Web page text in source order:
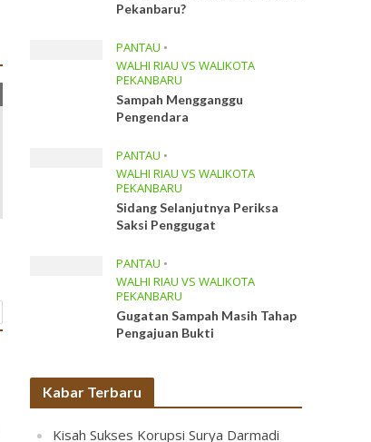
Pekanbaru?
PANTAU •
WALHI RIAU VS WALIKOTA
PEKANBARU
Sampah Mengganggu
Pengendara
PANTAU •
WALHI RIAU VS WALIKOTA
PEKANBARU
Sidang Selanjutnya Periksa
Saksi Penggugat
PANTAU •
WALHI RIAU VS WALIKOTA
PEKANBARU
Gugatan Sampah Masih Tahap
Pengajuan Bukti
Kabar Terbaru
Kisah Sukses Korupsi Surya Darmadi